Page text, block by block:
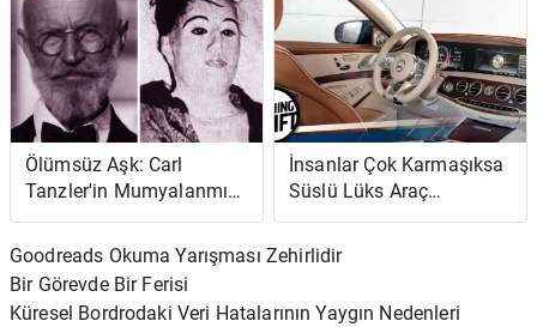
Ölümsüz Aşk: Carl
Tanzler'in Mumyalanmış
Rüya Kızı
İnsanlar Çok Karmaşıksa
Süslü Lüks Araç
Teknolojisini
Kullanmazlar
Goodreads Okuma Yarışması Zehirlidir
Bir Görevde Bir Ferisi
Küresel Bordrodaki Veri Hatalarının Yaygın Nedenleri